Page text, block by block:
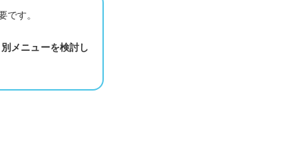
です。
メニューを検討し